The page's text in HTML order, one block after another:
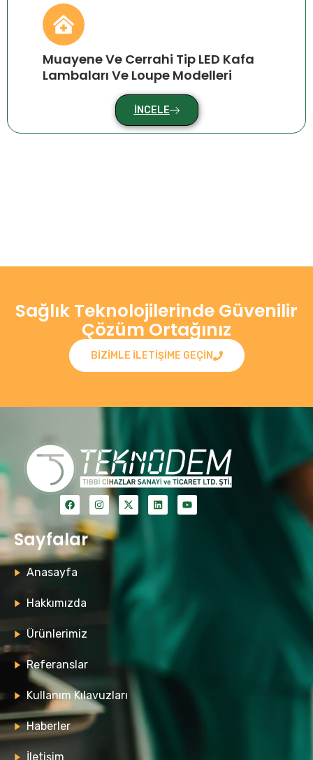
Muayene Ve Cerrahi Tip LED Kafa
Lambaları Ve Loupe Modelleri
İNCELE
Sağlık Teknolojilerinde Güvenilir
Çözüm Ortağınız
BIZIMLE ILETIŞIME GEÇIN
Sayfalar
Anasayfa
Hakkımızda
Ürünlerimiz
Referanslar
Kullanım Kılavuzları
Haberler
İletişim